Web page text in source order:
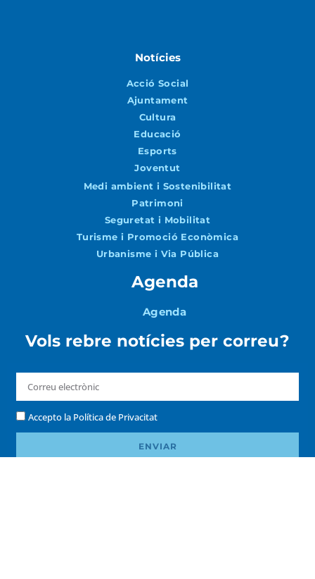
Notícies
Acció Social
Ajuntament
Cultura
Educació
Esports
Joventut
Medi ambient i Sostenibilitat
Patrimoni
Seguretat i Mobilitat
Turisme i Promoció Econòmica
Urbanisme i Via Pública
Agenda
Agenda
Vols rebre notícies per correu?
Accepto la Política de Privacitat
ENVIAR